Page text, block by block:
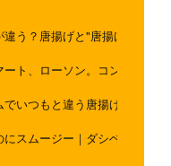
う？唐揚げと"唐揚げと似て
ト、ローソン。コンビニの
いつもと違う唐揚げを作ろう
スムージー｜ダシベース唐